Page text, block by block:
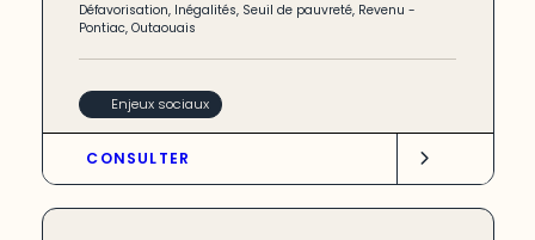
Défavorisation, Inégalités, Seuil de pauvreté, Revenu -
Pontiac,Outaouais
Enjeux sociaux
CONSULTER